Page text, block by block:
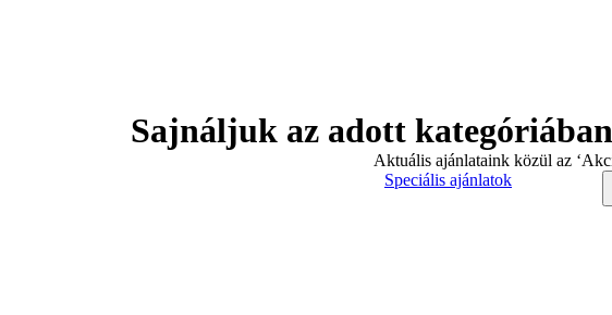
Sajnáljuk az adott
Aktuális ajánlataink közül az
Speciális ajánlatok